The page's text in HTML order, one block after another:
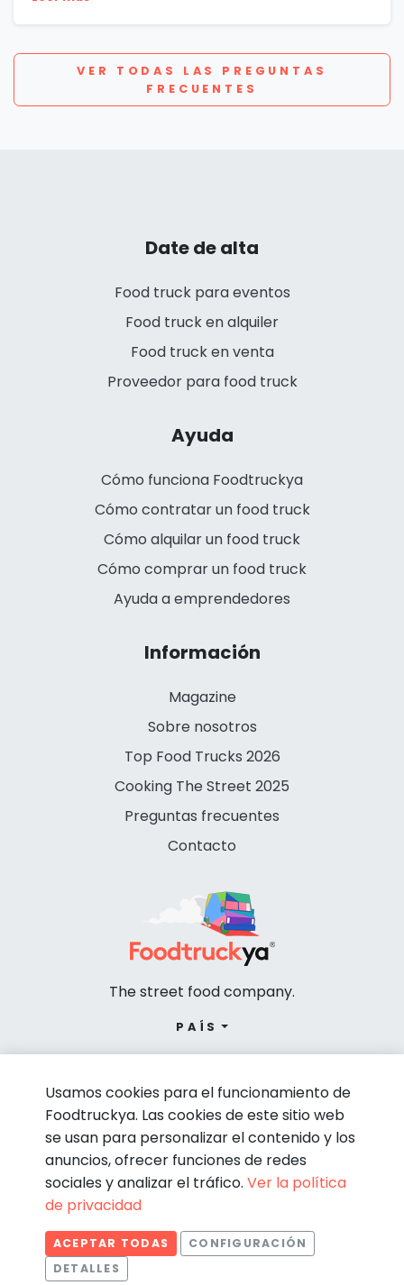
VER TODAS LAS PREGUNTAS
FRECUENTES
Date de alta
Food truck para eventos
Food truck en alquiler
Food truck en venta
Proveedor para food truck
Ayuda
Cómo funciona Foodtruckya
Cómo contratar un food truck
Cómo alquilar un food truck
Cómo comprar un food truck
Ayuda a emprendedores
Información
Magazine
Sobre nosotros
Top Food Trucks 2026
Cooking The Street 2025
Preguntas frecuentes
Contacto
The street food company.
PAÍS
© Foodtruckya 2026
Condiciones de contratación Política de privacidad
Aviso legal
Usamos cookies para el funcionamiento de
Foodtruckya. Las cookies de este sitio web
se usan para personalizar el contenido y los
anuncios, ofrecer funciones de redes
sociales y analizar el tráfico. Ver la política
de privacidad
ACEPTAR TODAS
CONFIGURACIÓN
DETALLES